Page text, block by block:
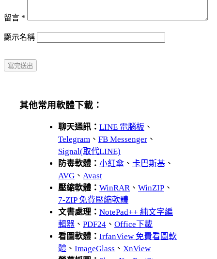
留言 *
顯示名稱
其他常用軟體下載：
聊天通訊： LINE 電腦板 、
Telegram 、 FB Messenger 、
Signal(取代LINE)
防毒軟體： 小紅傘 、 卡巴斯基 、
AVG 、 Avast
壓縮軟體： WinRAR 、 WinZIP 、
7-ZIP 免費壓縮軟體
文書處理： NotePad++ 純文字編
輯器 、 PDF24 、 Office下載
看圖軟體： IrfanView 免費看圖軟
體 、 ImageGlass 、 XnView